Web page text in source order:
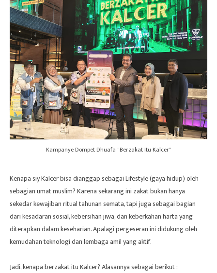
Kampanye Dompet Dhuafa "Berzakat Itu Kalcer"
Kenapa siy Kalcer bisa dianggap sebagai Lifestyle (gaya hidup) oleh
sebagian umat muslim? Karena sekarang ini zakat bukan hanya
sekedar kewajiban ritual tahunan semata, tapi juga sebagai bagian
dari kesadaran sosial, kebersihan jiwa, dan keberkahan harta yang
diterapkan dalam keseharian. Apalagi pergeseran ini didukung oleh
kemudahan teknologi dan lembaga amil yang aktif.
Jadi, kenapa berzakat itu Kalcer? Alasannya sebagai berikut :